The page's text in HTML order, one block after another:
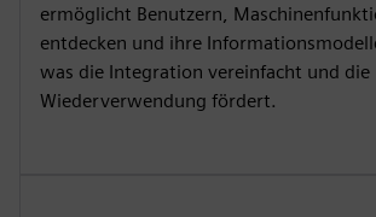
ermöglicht Benutzern,
entdecken und ihre
was die Integration vereinfacht und die
Wiederverwendung fördert.